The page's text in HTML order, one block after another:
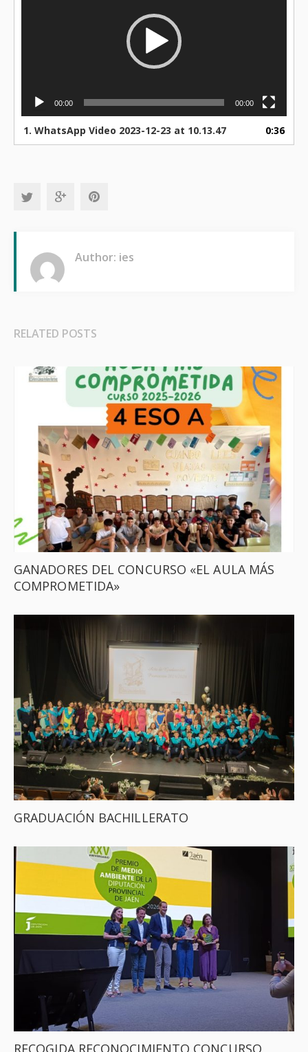
00:00 00:00
1. WhatsApp Video 2023-12-23 at 10.13.47 0:36
Author: ies
RELATED POSTS
GANADORES DEL CONCURSO «EL AULA MÁS
COMPROMETIDA»
GRADUACIÓN BACHILLERATO
RECOGIDA RECONOCIMIENTO CONCURSO